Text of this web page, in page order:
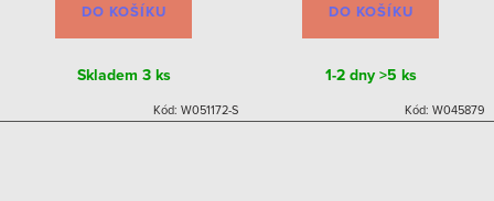
DO KOŠÍKU
Skladem 3 ks
Kód: W051172-S
DO KOŠÍKU
1-2 dny>5 ks
Kód: W045879